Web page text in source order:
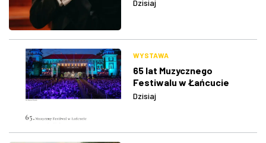
Dzisiaj
WYSTAWA
65 lat Muzycznego
Festiwalu w Łańcucie
Dzisiaj